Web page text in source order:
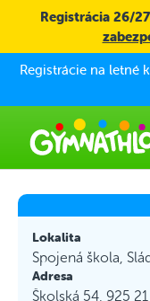
Skip to main content
Registrácia 26/27
Registrácie na letné
Lokalita
Spojená škola,
Adresa
Školská 54, 925